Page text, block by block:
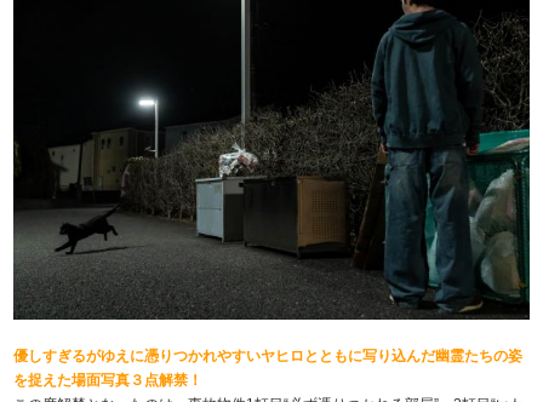
優しすぎるがゆえに憑りつかれやすいヤヒロとともに写り込んだ幽霊たちの姿
を捉えた場面写真３点解禁！